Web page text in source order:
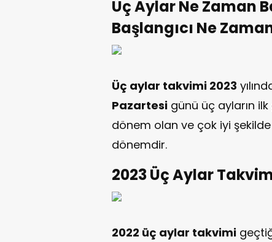
Üç Aylar Ne Zaman
Başlangıcı Ne
Üç aylar takvimi 2023
Pazartesi günü üç ayların
dönem olan ve çok iyi
dönemdir.
2023 Üç Aylar
2022 üç aylar takvimi